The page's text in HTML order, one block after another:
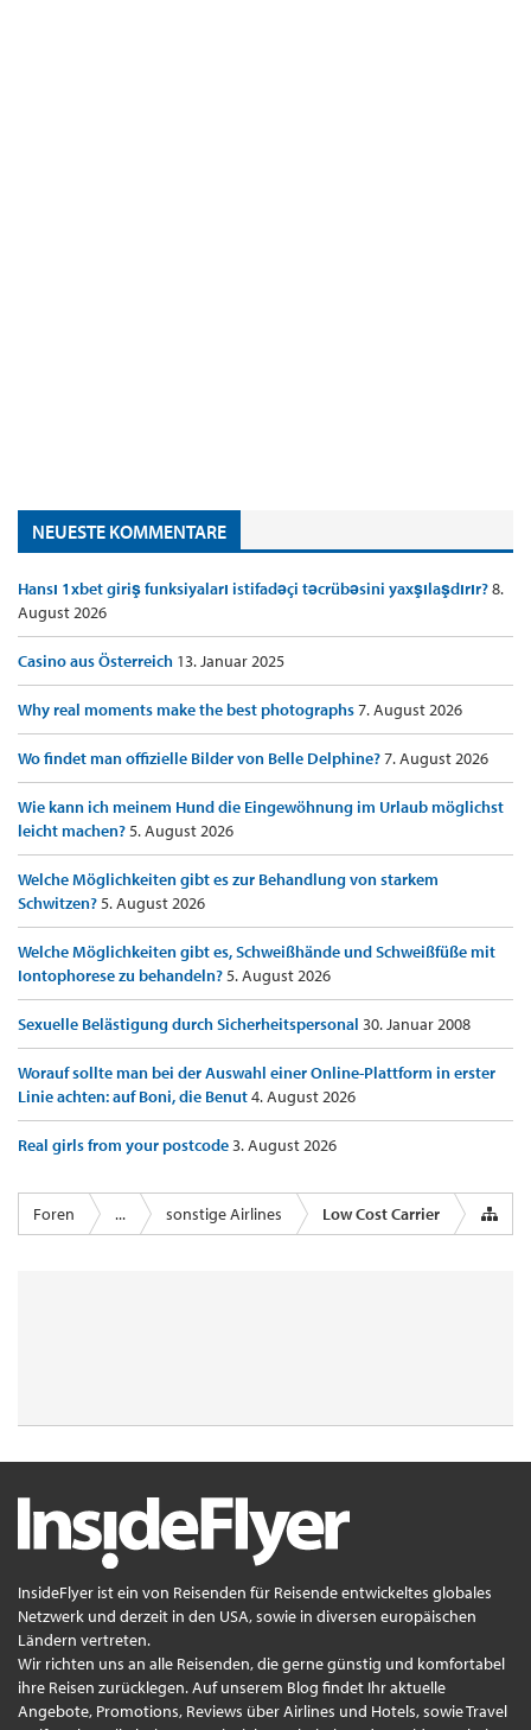
NEUESTE KOMMENTARE
Hansı 1xbet giriş funksiyaları istifadəçi təcrübəsini yaxşılaşdırır?8.
August 2026
Casino aus Österreich 13. Januar 2025
Why real moments make the best photographs7. August 2026
Wo findet man offizielle Bilder von Belle Delphine?7. August 2026
Wie kann ich meinem Hund die Eingewöhnung im Urlaub möglichst
leicht machen?5. August 2026
Welche Möglichkeiten gibt es zur Behandlung von starkem
Schwitzen?5. August 2026
Welche Möglichkeiten gibt es, Schweißhände und Schweißfüße mit
Iontophorese zu behandeln?5. August 2026
Sexuelle Belästigung durch Sicherheitspersonal 30. Januar 2008
Worauf sollte man bei der Auswahl einer Online-Plattform in erster
Linie achten: auf Boni, die Benut4. August 2026
Real girls from your postcode3. August 2026
Foren ... sonstige Airlines Low Cost Carrier
InsideFlyer ist ein von Reisenden für Reisende entwickeltes globales
Netzwerk und derzeit in den USA, sowie in diversen europäischen
Ländern vertreten.
Wir richten uns an alle Reisenden, die gerne günstig und komfortabel
ihre Reisen zurücklegen. Auf unserem Blog findet Ihr aktuelle
Angebote, Promotions, Reviews über Airlines und Hotels, sowie Travel